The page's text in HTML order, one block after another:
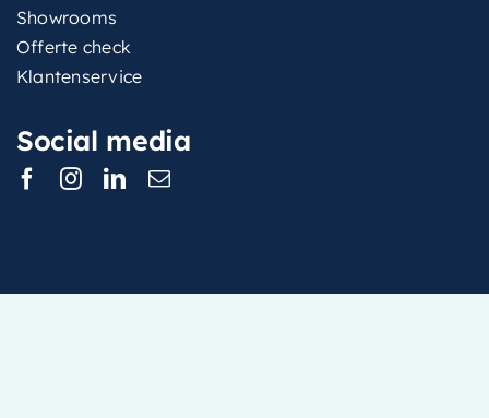
Showrooms
Offerte check
Klantenservice
Social media